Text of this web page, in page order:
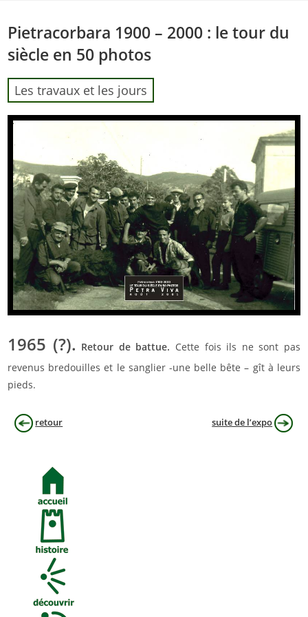
content
Pietracorbara 1900 – 2000 : le tour du
siècle en 50 photos
Les travaux et les jours
1965 (?). Retour de battue. Cette fois ils ne sont pas
revenus bredouilles et le sanglier -une belle bête – gît à leurs
pieds.
retour suite de l’expo